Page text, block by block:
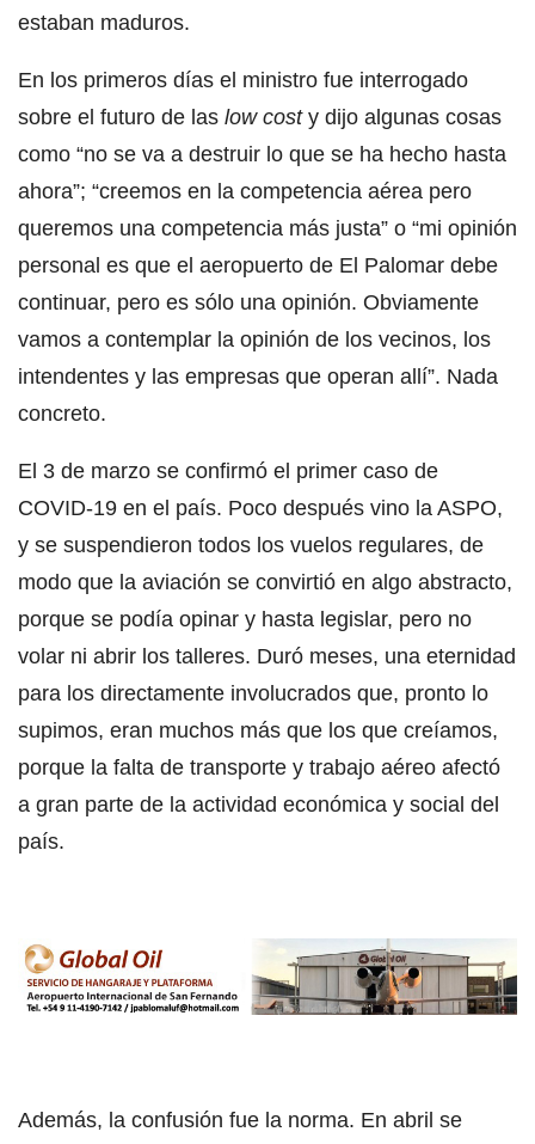
estaban maduros.
En los primeros días el ministro fue interrogado
sobre el futuro de las low costy dijo algunas cosas
como “no se va a destruir lo que se ha hecho hasta
ahora”; “creemos en la competencia aérea pero
queremos una competencia más justa” o “mi opinión
personal es que el aeropuerto de El Palomar debe
continuar, pero es sólo una opinión. Obviamente
vamos a contemplar la opinión de los vecinos, los
intendentes y las empresas que operan allí”. Nada
concreto.
El 3 de marzo se confirmó el primer caso de
COVID-19 en el país. Poco después vino la ASPO,
y se suspendieron todos los vuelos regulares, de
modo que la aviación se convirtió en algo abstracto,
porque se podía opinar y hasta legislar, pero no
volar ni abrir los talleres. Duró meses, una eternidad
para los directamente involucrados que, pronto lo
supimos, eran muchos más que los que creíamos,
porque la falta de transporte y trabajo aéreo afectó
a gran parte de la actividad económica y social del
país.
Además, la confusión fue la norma. En abril se